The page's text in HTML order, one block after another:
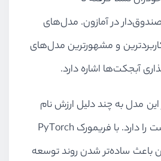
در آمازون. مدل‌های
و مشهورترین مدل‌های
آبجکت‌ها اشاره دارد.
این مدل به چند دلیل ارزش نام
را دارد. با فریمورک PyTorch
ساده‌تر شدن روند توسعه